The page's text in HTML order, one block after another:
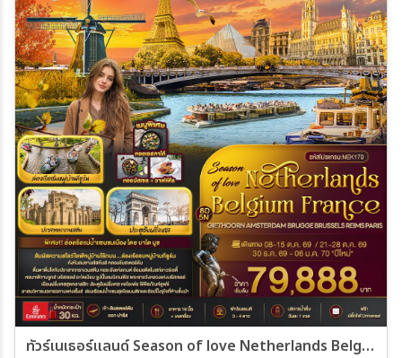
ทัวร์เนเธอร์แลนด์ Season of love Netherlands Belgium France GIETHOORN AMSTERDAM BRUGGE BRUSSELS REIMS PARIS 8วัน 5คืน (EK)